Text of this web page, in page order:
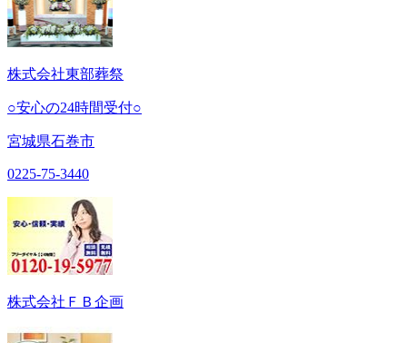
株式会社東部葬祭
○安心の24時間受付○
宮城県石巻市
0225-75-3440
株式会社ＦＢ企画